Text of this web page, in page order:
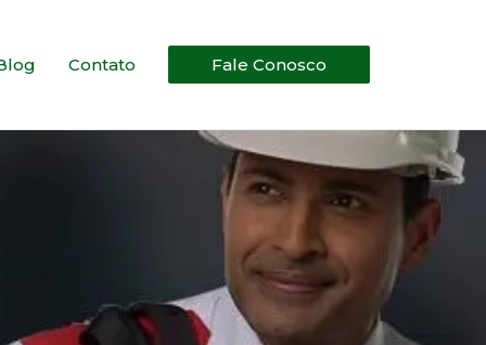
Contato Fale Conosco